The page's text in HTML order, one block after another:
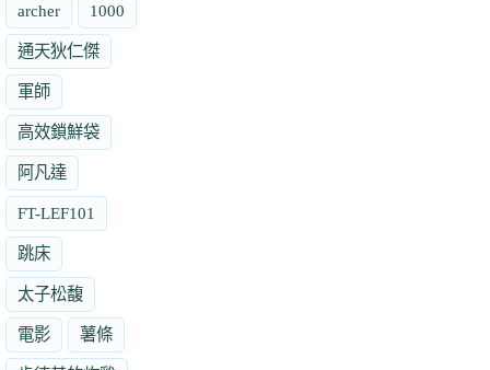
archer 1000
通天狄仁傑
軍師
高效鎖鮮袋
阿凡達
FT-LEF101
跳床
太子松馥
電影 薯條